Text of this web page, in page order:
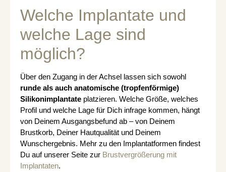
Welche Implantate und
welche Lage sind
möglich?
Über den Zugang in der Achsel lassen sich sowohl
runde als auch anatomische (tropfenförmige)
Silikonimplantate platzieren. Welche Größe, welches
Profil und welche Lage für Dich infrage kommen, hängt
von Deinem Ausgangsbefund ab – von Deinem
Brustkorb, Deiner Hautqualität und Deinem
Wunschergebnis. Mehr zu den Implantatformen findest
Du auf unserer Seite zur Brustvergrößerung mit
Implantaten.